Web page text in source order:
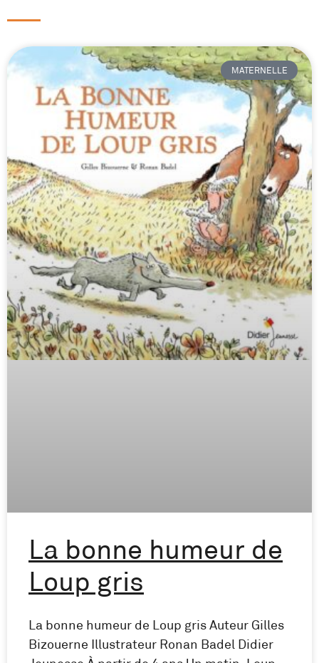
MATERNELLE
La bonne humeur de
Loup gris
La bonne humeur de Loup gris Auteur Gilles
Bizouerne Illustrateur Ronan Badel Didier